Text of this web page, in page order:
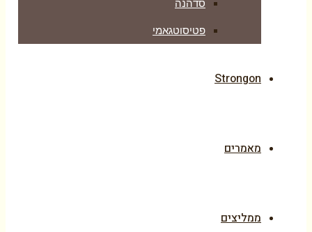
סדהנה
פטיסוטגאמי
Strongon
מאמרים
ממליצים